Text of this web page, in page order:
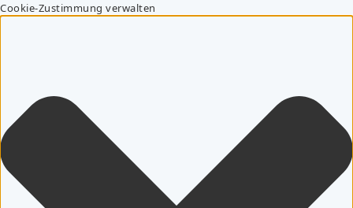
Cookie-Zustimmung verwalten